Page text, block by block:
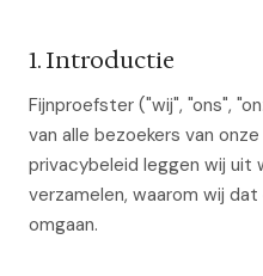
1. Introductie
Fijnproefster ("wij", "ons",
van alle bezoekers van
privacybeleid leggen wij uit
verzamelen, waarom wij
omgaan.